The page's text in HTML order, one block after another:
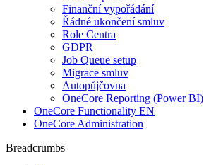
Finanční vypořádání
Řádné ukončení smluv
Role Centra
GDPR
Job Queue setup
Migrace smluv
Autopůjčovna
OneCore Reporting (Power BI)
OneCore Functionality EN
OneCore Administration
Breadcrumbs